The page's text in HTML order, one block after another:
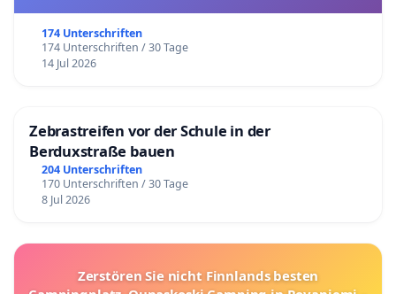
174 Unterschriften
174 Unterschriften / 30 Tage
14 Jul 2026
Zebrastreifen vor der Schule in der
Berduxstraße bauen
204 Unterschriften
170 Unterschriften / 30 Tage
8 Jul 2026
Zerstören Sie nicht Finnlands besten